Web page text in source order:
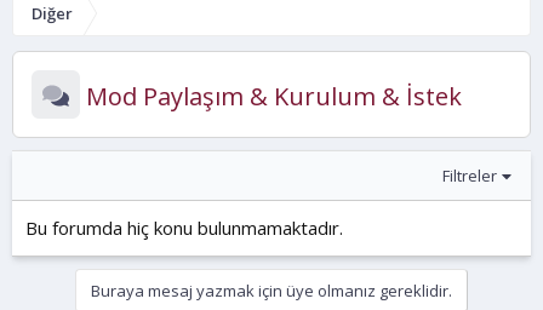
Diğer
Mod Paylaşım & Kurulum & İstek
Filtreler
Bu forumda hiç konu bulunmamaktadır.
Buraya mesaj yazmak için üye olmanız gereklidir.